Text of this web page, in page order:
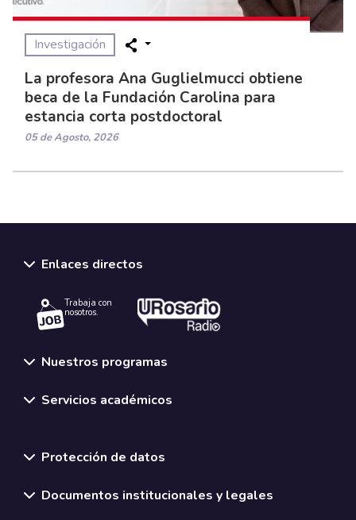
Investigación
La profesora Ana Guglielmucci obtiene
beca de la Fundación Carolina para
estancia corta postdoctoral
05 de Agosto, 2026
Enlaces directos
Trabaja con
nosotros.
Nuestros programas
Servicios académicos
Protección de datos
Documentos institucionales y legales